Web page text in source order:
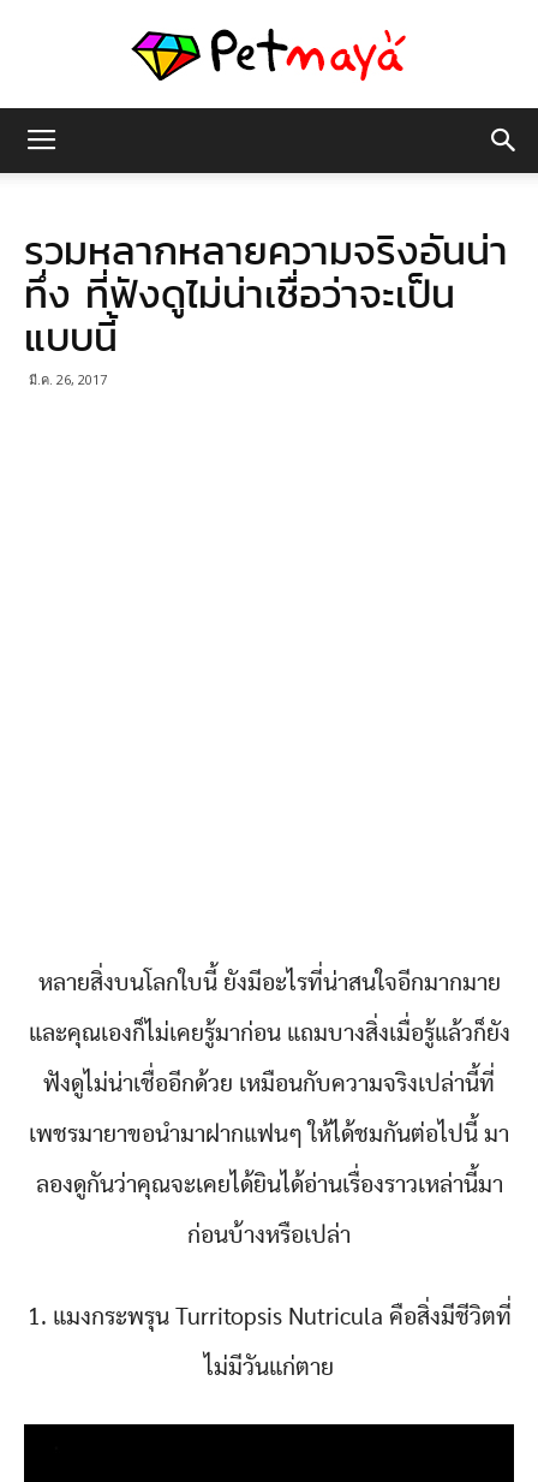
มายา
รวมหลากหลายความจริงอันน่า
ทึ่ง ที่ฟังดูไม่น่าเชื่อว่าจะเป็น
แบบนี้
มี.ค. 26, 2017
หลายสิ่งบนโลกใบนี้ ยังมีอะไรที่น่าสนใจอีกมากมาย
และคุณเองก็ไม่เคยรู้มาก่อน แถมบางสิ่งเมื่อรู้แล้วก็ยัง
ฟังดูไม่น่าเชื่ออีกด้วย เหมือนกับความจริงเปล่านี้ที่
เพชรมายาขอนำมาฝากแฟนๆ ให้ได้ชมกันต่อไปนี้ มา
ลองดูกันว่าคุณจะเคยได้ยินได้อ่านเรื่องราวเหล่านี้มา
ก่อนบ้างหรือเปล่า
1. แมงกระพรุน Turritopsis Nutricula คือสิ่งมีชีวิตที่
ไม่มีวันแก่ตาย